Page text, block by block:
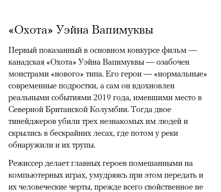
«Охота» Уэйна Вапимуквы
Первый показанный в основном конкурсе фильм —
канадская «Охота» Уэйна Вапимуквы — озабочен
монстрами «нового» типа. Его герои — «нормальные»
современные подростки, а сам он вдохновлен
реальными событиями 2019 года, имевшими место в
Северной Британской Колумбии. Тогда двое
тинейджеров убили трех незнакомых им людей и
скрылись в бескрайних лесах, где потом у реки
обнаружили и их трупы.
Режиссер делает главных героев помешанными на
компьютерных играх, умудряясь при этом передать и
их человеческие черты, прежде всего свойственное не